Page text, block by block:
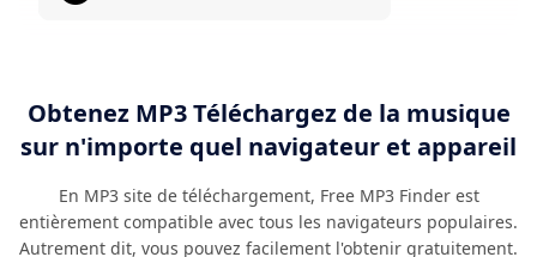
Obtenez MP3 Téléchargez de la musique
sur n'importe quel navigateur et appareil
En MP3 site de téléchargement, Free MP3 Finder est
entièrement compatible avec tous les navigateurs populaires.
Autrement dit, vous pouvez facilement l'obtenir gratuitement.